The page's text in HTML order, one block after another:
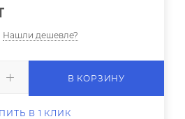
Нашли дешевле?
В КОРЗИНУ
В 1 КЛИК